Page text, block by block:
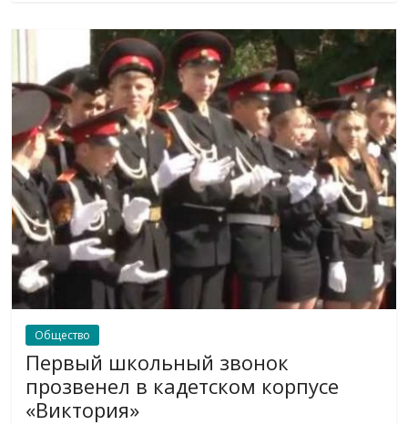
Общество
Первый школьный звонок
прозвенел в кадетском корпусе
«Виктория»